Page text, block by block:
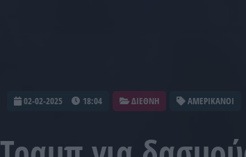
02-02-2025 18:04 ΔΙΕΘΝΗ ΑΜΕΡΙΚΑΝΟΙ